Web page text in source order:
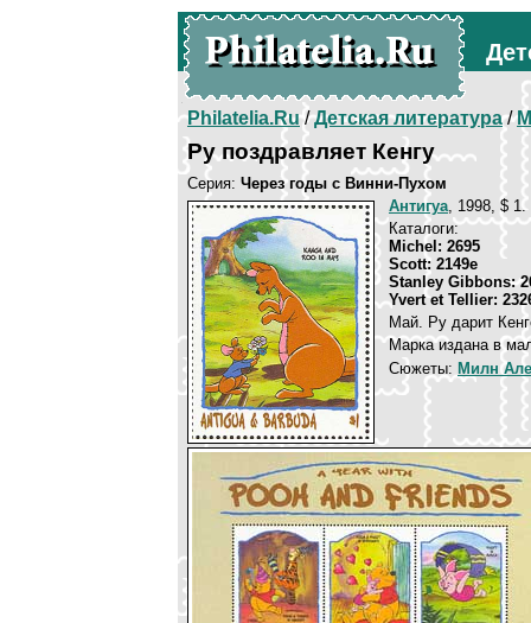
Philatelia.Ru/Детская литература/
Ру поздравляет Кенгу
Серия: Через годы с Винни-Пухом
Антигуа, 1998, $ 1.
Каталоги:
Michel: 2695
Scott: 2149e
Stanley Gibbons:
Yvert et Tellier:
Май. Ру дарит
Марка издана в
Сюжеты: Милн